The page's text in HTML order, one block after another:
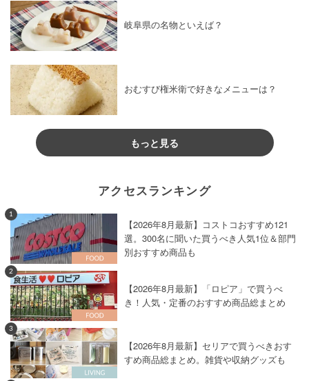
岐阜県の名物といえば？
おむすび権米衛で好きなメニューは？
もっと見る
アクセスランキング
1
【2026年8月最新】コストコおすすめ121
選。300名に聞いた買うべき人気1位＆部門
別おすすめ商品も
2
【2026年8月最新】「ロピア」で買うべ
き！人気・定番のおすすめ商品総まとめ
3
【2026年8月最新】セリアで買うべきおす
すめ商品総まとめ。雑貨や収納グッズも